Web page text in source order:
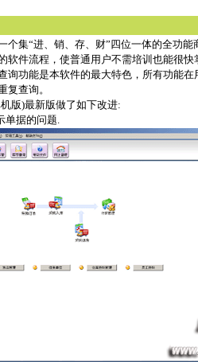
个集“进、销、存、财”四位一体的全功
软件流程，使普通用户不需培训也能很
询功能是本软件的最大特色，所有功能
复查询。
版)最新版做了如下改进:
单据的问题.